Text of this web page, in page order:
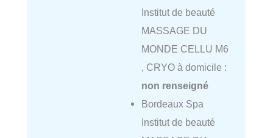
Institut de beauté
MASSAGE DU
MONDE CELLU M6
, CRYO à domicile :
non renseigné
Bordeaux Spa
Institut de beauté